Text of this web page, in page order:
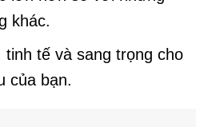
khác.
tinh tế và sang trọng cho
của bạn.